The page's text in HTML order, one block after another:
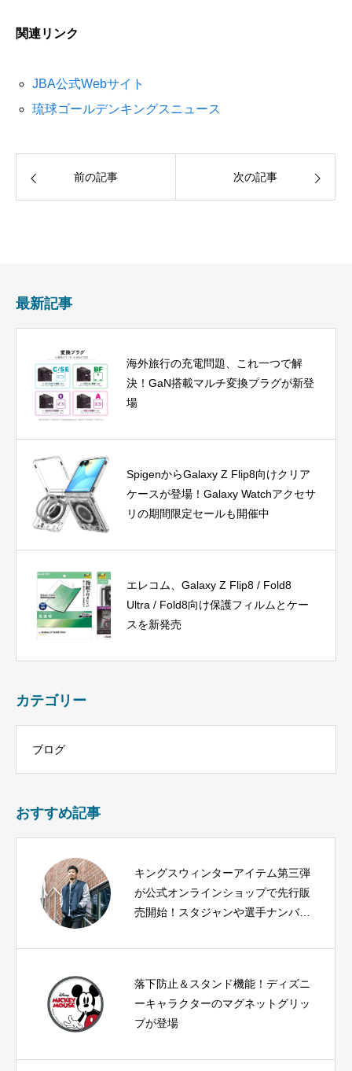
関連リンク
JBA公式Webサイト
琉球ゴールデンキングスニュース
前の記事 次の記事
最新記事
海外旅行の充電問題、これ一つで解
決！GaN搭載マルチ変換プラグが新登
場
SpigenからGalaxy Z Flip8向けクリア
ケースが登場！Galaxy Watchアクセサ
リの期間限定セールも開催中
エレコム、Galaxy Z Flip8 / Fold8
Ultra / Fold8向け保護フィルムとケー
スを新発売
カテゴリー
ブログ
おすすめ記事
キングスウィンターアイテム第三弾
が公式オンラインショップで先行販
売開始！スタジャンや選手ナンバー
落下防止＆スタンド機能！ディズニ
ーキャラクターのマグネットグリッ
プが登場